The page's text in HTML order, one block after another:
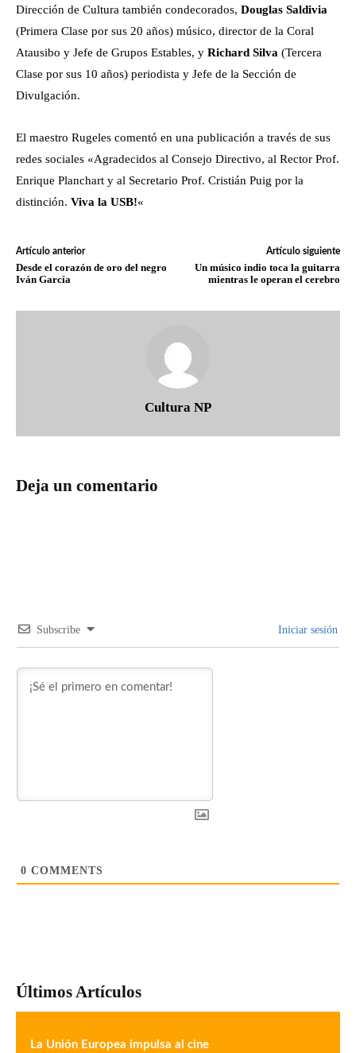
Dirección de Cultura también condecorados, Douglas Saldivia
(Primera Clase por sus 20 años) músico, director de la Coral
Atausibo y Jefe de Grupos Estables, y Richard Silva (Tercera
Clase por sus 10 años) periodista y Jefe de la Sección de
Divulgación.
El maestro Rugeles comentó en una publicación a través de sus
redes sociales «Agradecidos al Consejo Directivo, al Rector Prof.
Enrique Planchart y al Secretario Prof. Cristián Puig por la
distinción. Viva la USB!«
Artículo anterior
Desde el corazón de oro del negro
Iván García
Artículo siguiente
Un músico indio toca la guitarra
mientras le operan el cerebro
Cultura NP
Deja un comentario
Subscribe Iniciar sesión
0 COMMENTS
Últimos Artículos
La Unión Europea impulsa al cine